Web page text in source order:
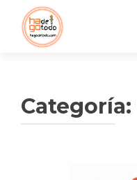
Categoría: